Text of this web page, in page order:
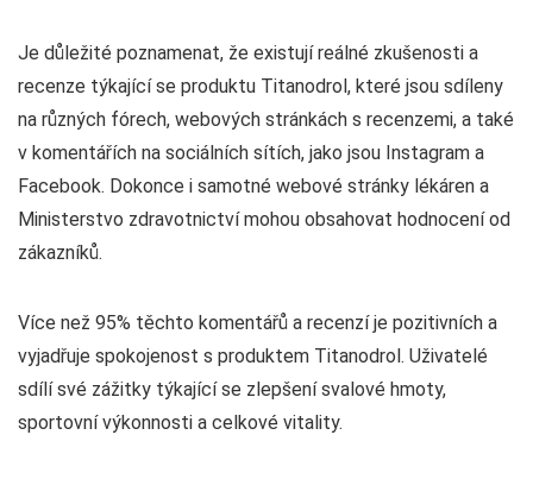
Je důležité poznamenat, že existují reálné zkušenosti a
recenze týkající se produktu Titanodrol, které jsou sdíleny
na různých fórech, webových stránkách s recenzemi, a také
v komentářích na sociálních sítích, jako jsou Instagram a
Facebook. Dokonce i samotné webové stránky lékáren a
Ministerstvo zdravotnictví mohou obsahovat hodnocení od
zákazníků.
Více než 95% těchto komentářů a recenzí je pozitivních a
vyjadřuje spokojenost s produktem Titanodrol. Uživatelé
sdílí své zážitky týkající se zlepšení svalové hmoty,
sportovní výkonnosti a celkové vitality.